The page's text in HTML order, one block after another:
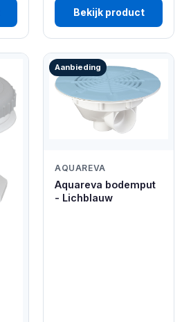
Bekijk product
Aanbieding
AQUAREVA
Aquareva bodemput
- Lichblauw